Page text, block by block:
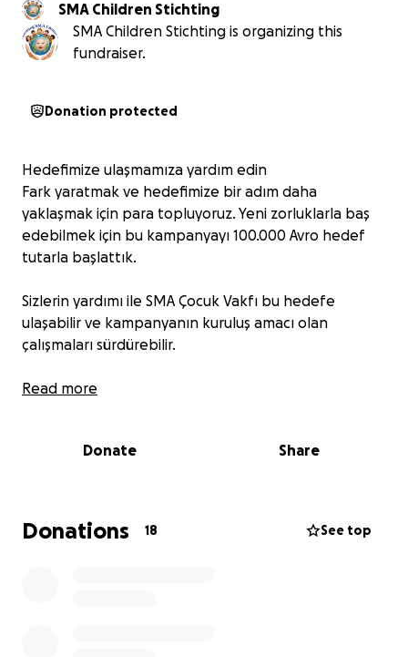
SMA Children Stichting
SMA Children Stichting is organizing this
fundraiser.
Donation protected
Hedefimize ulaşmamıza yardım edin
Fark yaratmak ve hedefimize bir adım daha
yaklaşmak için para topluyoruz. Yeni zorluklarla baş
edebilmek için bu kampanyayı 100.000 Avro hedef
tutarla başlattık.
Sizlerin yardımı ile SMA Çocuk Vakfı bu hedefe
ulaşabilir ve kampanyanın kuruluş amacı olan
çalışmaları sürdürebilir.
Eğer yardım edebiliyorsanız lütfen üzerinize düşeni
Read more
Donate Share
Donations 18 See top